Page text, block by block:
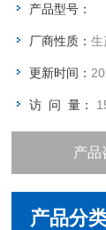
产品型号：
厂商性质：生
更新时间：
访 问 量：
产品
产品分